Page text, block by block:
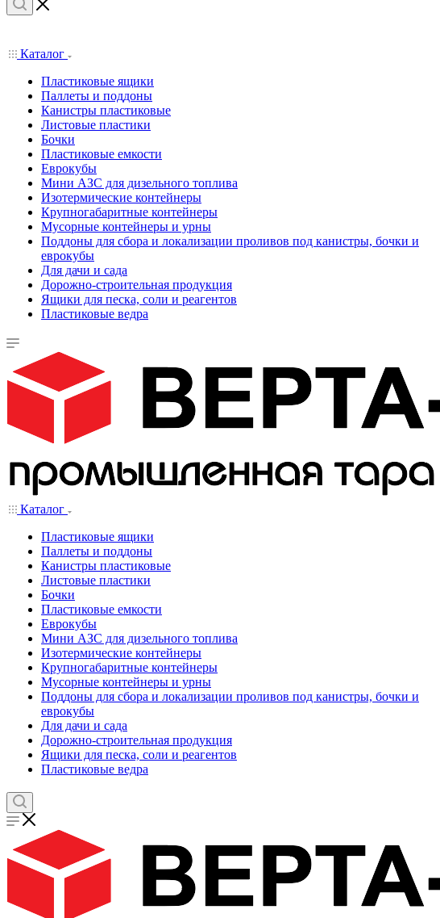
Каталог
Пластиковые ящики
Паллеты и поддоны
Канистры пластиковые
Листовые пластики
Бочки
Пластиковые емкости
Еврокубы
Мини АЗС для дизельного топлива
Изотермические контейнеры
Крупногабаритные контейнеры
Мусорные контейнеры и урны
Поддоны для сбора и локализации проливов под канистры, бочки и
еврокубы
Для дачи и сада
Дорожно-строительная продукция
Ящики для песка, соли и реагентов
Пластиковые ведра
Каталог
Пластиковые ящики
Паллеты и поддоны
Канистры пластиковые
Листовые пластики
Бочки
Пластиковые емкости
Еврокубы
Мини АЗС для дизельного топлива
Изотермические контейнеры
Крупногабаритные контейнеры
Мусорные контейнеры и урны
Поддоны для сбора и локализации проливов под канистры, бочки и
еврокубы
Для дачи и сада
Дорожно-строительная продукция
Ящики для песка, соли и реагентов
Пластиковые ведра